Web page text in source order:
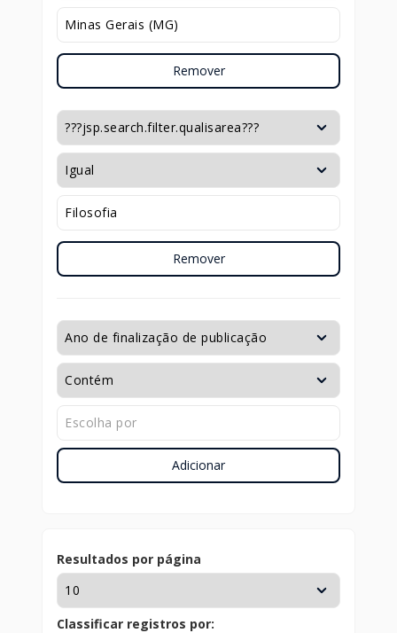
Remover
Remover
Adicionar
Resultados por página
Classificar registros por: